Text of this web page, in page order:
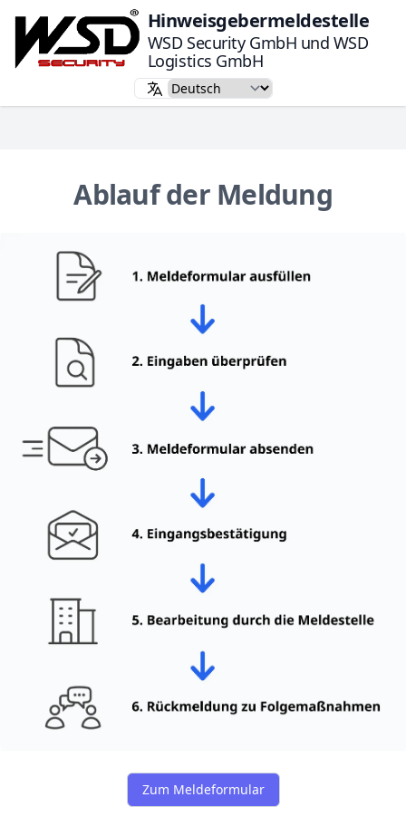
Hinweisgebermeldestelle
WSD Security GmbH und WSD
Logistics GmbH
Ablauf der Meldung
Zum Meldeformular